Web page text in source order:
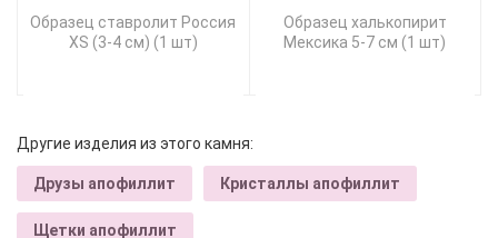
Образец ставролит Россия
XS (3-4 см) (1 шт)
Образец халькопирит
Мексика 5-7 см (1 шт)
Другие изделия из этого камня:
Друзы апофиллит Кристаллы апофиллит
Щетки апофиллит